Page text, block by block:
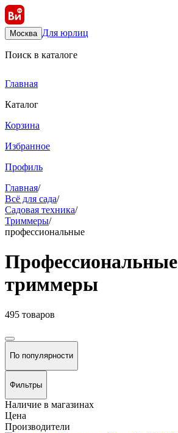
Москва Для юрлиц
Поиск в каталоге
Главная
Каталог
Корзина
Избранное
Профиль
Главная/
Всё для сада/
Садовая техника/
Триммеры/
профессиональные
Профессиональные
триммеры
495 товаров
По популярности
Фильтры
Наличие в магазинах
Цена
Производители